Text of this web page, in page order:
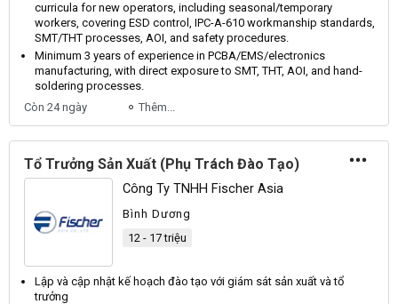
curricula for new operators, including seasonal/temporary
workers, covering ESD control, IPC-A-610 workmanship standards,
SMT/THT processes, AOI, and safety procedures.
Minimum 3 years of experience in PCBA/EMS/electronics
manufacturing, with direct exposure to SMT,THT, AOI, and hand-
soldering processes.
Còn 24 ngày
Thêm...
Tổ Trưởng Sản Xuất (Phụ Trách Đào Tạo)
Công Ty TNHH Fischer Asia
Bình Dương
12 - 17 triệu
Lập và cập nhật kế hoạch đào tạo với giám sát sản xuất vàtổ
trưởng